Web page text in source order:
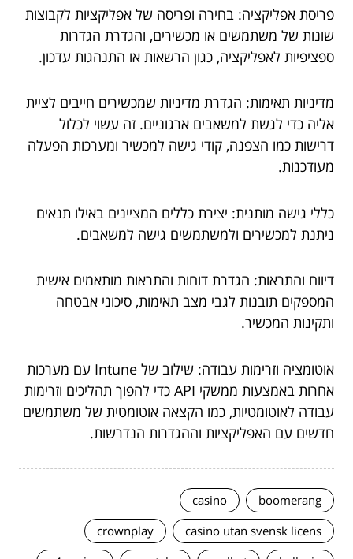
פריסת אפליקציה: בחירה ופריסה של אפליקציות לקבוצות
שונות של משתמשים או מכשירים, והגדרת הגדרות
ספציפיות לאפליקציה, כגון הרשאות או התנהגות עדכון.
מדיניות תאימות: הגדרת מדיניות שמכשירים חייבים לציית
אליה כדי לגשת למשאבים ארגוניים. זה עשוי לכלול
דרישות כמו הצפנה, קודי גישה למכשיר ומערכות הפעלה
מעודכנות.
כללי גישה מותנית: יצירת כללים המציינים באילו תנאים
ניתנת למכשירים ולמשתמשים גישה למשאבים.
דיווח והתראות: הגדרת דוחות והתראות מותאמים אישית
המספקים תובנות לגבי מצב תאימות, סיכוני אבטחה
ותקינות המכשיר.
אוטומציה וזרימות עבודה: שילוב של Intune עם מערכות
אחרות באמצעות ממשקי API כדי להפוך תהליכים וזרימות
עבודה לאוטומטיות, כמו הקצאה אוטומטית של משתמשים
חדשים עם האפליקציות וההגדרות הנדרשות.
boomerang
casino
casino utan svensk licens
crownplay